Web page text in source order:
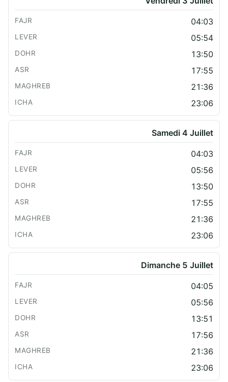
04:03
05:54
13:50
17:55
21:36
23:06
Samedi 4 Juillet
04:03
05:56
13:50
17:55
21:36
23:06
Dimanche 5 Juillet
04:05
05:56
13:51
17:56
21:36
23:06